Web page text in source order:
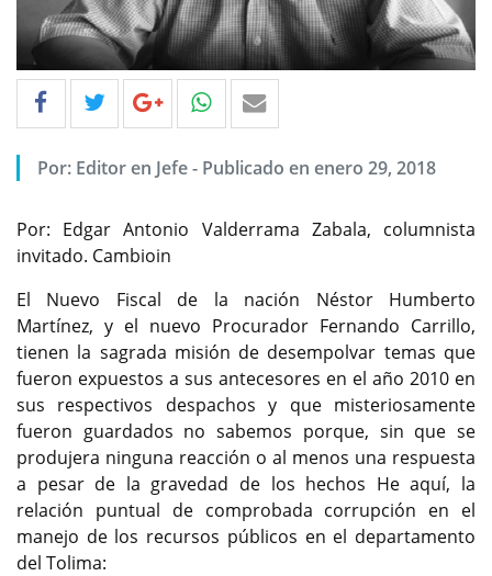
Por: Editor en Jefe - Publicado en enero 29, 2018
Por: Edgar Antonio Valderrama Zabala, columnista
invitado. Cambioin
El Nuevo Fiscal de la nación Néstor Humberto
Martínez, y el nuevo Procurador Fernando Carrillo,
tienen la sagrada misión de desempolvar temas que
fueron expuestos a sus antecesores en el año 2010 en
sus respectivos despachos y que misteriosamente
fueron guardados no sabemos porque, sin que se
produjera ninguna reacción o al menos una respuesta
a pesar de la gravedad de los hechos He aquí, la
relación puntual de comprobada corrupción en el
manejo de los recursos públicos en el departamento
del Tolima: